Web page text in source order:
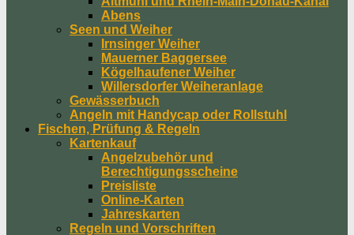
Abens
Seen und Weiher
Irnsinger Weiher
Mauerner Baggersee
Kögelhaufener Weiher
Willersdorfer Weiheranlage
Gewässerbuch
Angeln mit Handycap oder Rollstuhl
Fischen, Prüfung & Regeln
Kartenkauf
Angelzubehör und
Berechtigungsscheine
Preisliste
Online-Karten
Jahreskarten
Regeln und Vorschriften